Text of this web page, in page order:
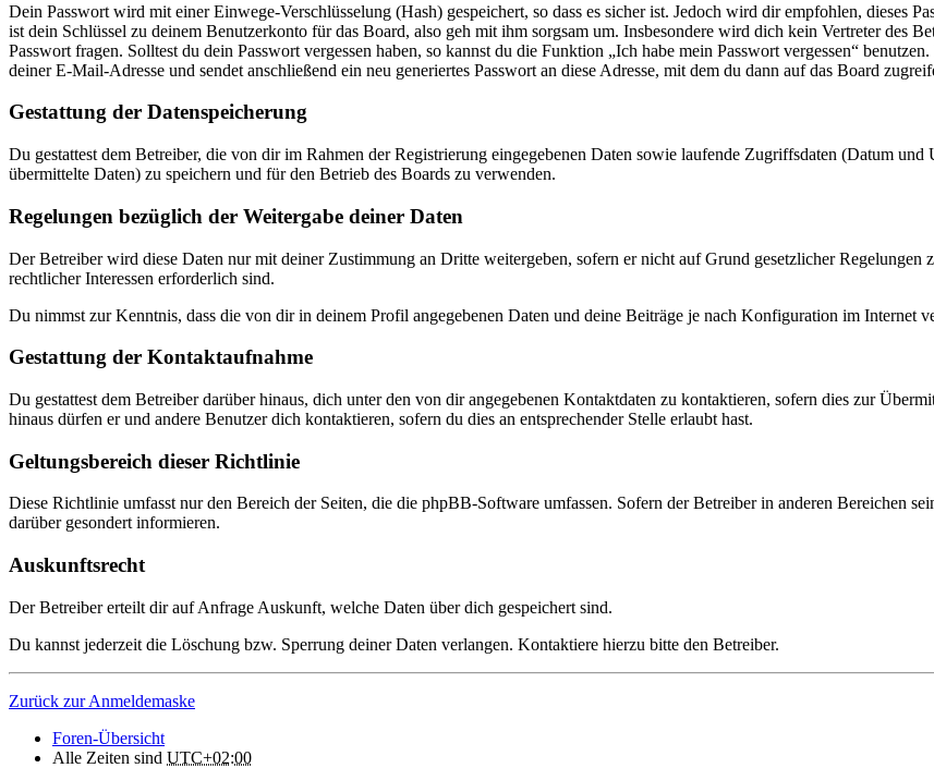
Dein Passwort wird mit einer Einwege-Verschlüsselung (Hash) gespeichert, so dass es sicher ist. Jedoch wird dir empfohlen, dieses
ist dein Schlüssel zu deinem Benutzerkonto für das Board, also geh mit ihm sorgsam um. Insbesondere wird dich kein Vertreter des
Passwort fragen. Solltest du dein Passwort vergessen haben, so kannst du die Funktion „Ich habe mein Passwort vergessen“
deiner E-Mail-Adresse und sendet anschließend ein neu generiertes Passwort an diese Adresse, mit dem du dann auf das Board
Gestattung der Datenspeicherung
Du gestattest dem Betreiber, die von dir im Rahmen der Registrierung eingegebenen Daten sowie laufende Zugriffsdaten (Datum
übermittelte Daten) zu speichern und für den Betrieb des Boards zu verwenden.
Regelungen bezüglich der Weitergabe deiner Daten
Der Betreiber wird diese Daten nur mit deiner Zustimmung an Dritte weitergeben, sofern er nicht auf Grund gesetzlicher
rechtlicher Interessen erforderlich sind.
Du nimmst zur Kenntnis, dass die von dir in deinem Profil angegebenen Daten und deine Beiträge je nach Konfiguration im Internet
Gestattung der Kontaktaufnahme
Du gestattest dem Betreiber darüber hinaus, dich unter den von dir angegebenen Kontaktdaten zu kontaktieren, sofern dies zur
hinaus dürfen er und andere Benutzer dich kontaktieren, sofern du dies an entsprechender Stelle erlaubt hast.
Geltungsbereich dieser Richtlinie
Diese Richtlinie umfasst nur den Bereich der Seiten, die die phpBB-Software umfassen. Sofern der Betreiber in anderen Bereichen
darüber gesondert informieren.
Auskunftsrecht
Der Betreiber erteilt dir auf Anfrage Auskunft, welche Daten über dich gespeichert sind.
Du kannst jederzeit die Löschung bzw. Sperrung deiner Daten verlangen. Kontaktiere hierzu bitte den Betreiber.
Zurück zur Anmeldemaske
Foren-Übersicht
Alle Zeiten sind UTC+02:00